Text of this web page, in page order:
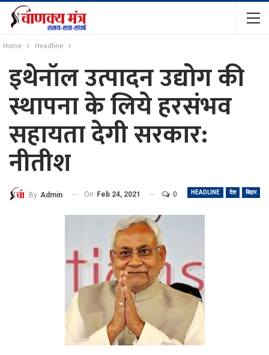
Home Headline
इथेनॉल उत्पादन उद्योग की
स्थापना के लिये हरसंभव
सहायता देगी सरकार:
नीतीश
HEADLINE देश बिहार
By Admin On Feb 24, 2021 0